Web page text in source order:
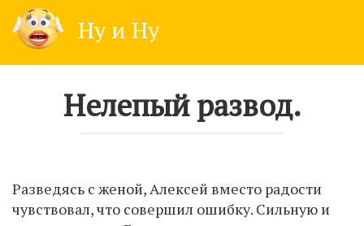
content
Ну и Ну
Нелепый развод.
Разведясь с женой, Алексей вместо радости
чувствовал, что совершил ошибку. Сильную и